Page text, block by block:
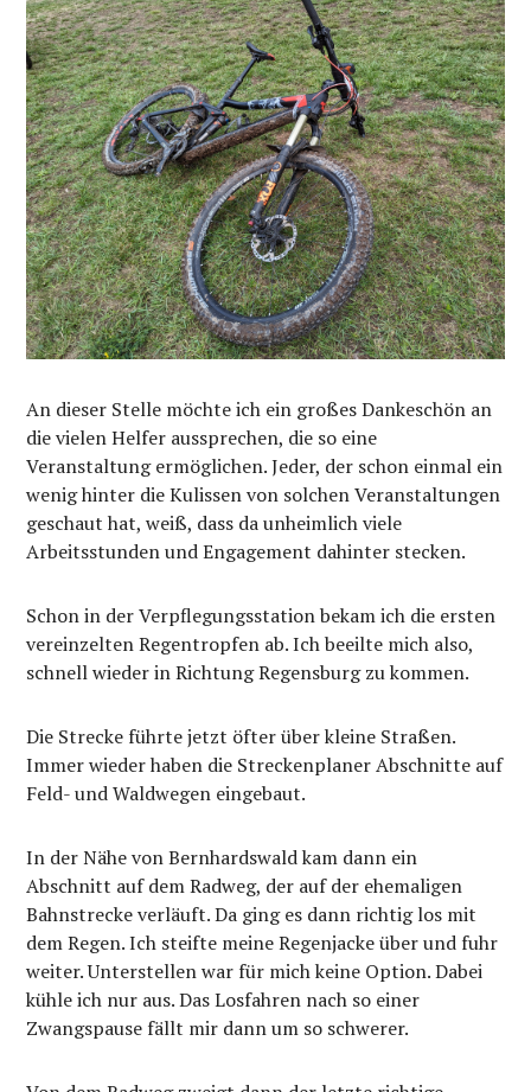
An dieser Stelle möchte ich ein großes Dankeschön an
die vielen Helfer aussprechen, die so eine
Veranstaltung ermöglichen. Jeder, der schon einmal ein
wenig hinter die Kulissen von solchen Veranstaltungen
geschaut hat, weiß, dass da unheimlich viele
Arbeitsstunden und Engagement dahinter stecken.
Schon in der Verpflegungsstation bekam ich die ersten
vereinzelten Regentropfen ab. Ich beeilte mich also,
schnell wieder in Richtung Regensburg zu kommen.
Die Strecke führte jetzt öfter über kleine Straßen.
Immer wieder haben die Streckenplaner Abschnitte auf
Feld- und Waldwegen eingebaut.
In der Nähe von Bernhardswald kam dann ein
Abschnitt auf dem Radweg, der auf der ehemaligen
Bahnstrecke verläuft. Da ging es dann richtig los mit
dem Regen. Ich steifte meine Regenjacke über und fuhr
weiter. Unterstellen war für mich keine Option. Dabei
kühle ich nur aus. Das Losfahren nach so einer
Zwangspause fällt mir dann um so schwerer.